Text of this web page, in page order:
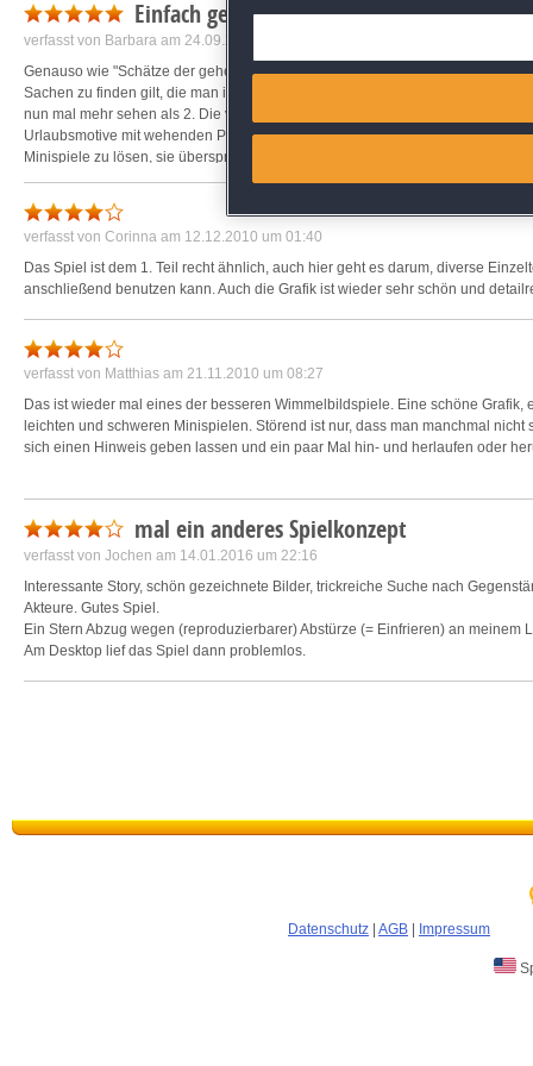
Einfach genial spannend und tricky !!!
verfasst von Barbara am 24.09.2016 um 16:31
Genauso wie "Schätze der geheimnisvollen Insel" ist dieses Spiel mit tollen
Sachen zu finden gilt, die man in diesen und weiteren Szenerien einsetzt. Es
nun mal mehr sehen als 2. Die verschiedenen Räume sind plastisch, die
Urlaubsmotive mit wehenden Palmen und heranrollenden Wellen lösen
Minispiele zu lösen, sie überspringen geht auch. Dieses Spiel macht einfach
verfasst von Corinna am 12.12.2010 um 01:40
Das Spiel ist dem 1. Teil recht ähnlich, auch hier geht es darum, diverse
anschließend benutzen kann. Auch die Grafik ist wieder sehr schön und
verfasst von Matthias am 21.11.2010 um 08:27
Das ist wieder mal eines der besseren Wimmelbildspiele. Eine schöne
leichten und schweren Minispielen. Störend ist nur, dass man manchmal
sich einen Hinweis geben lassen und ein paar Mal hin- und herlaufen oder
mal ein anderes Spielkonzept
verfasst von Jochen am 14.01.2016 um 22:16
Interessante Story, schön gezeichnete Bilder, trickreiche Suche nach
Akteure. Gutes Spiel.
Ein Stern Abzug wegen (reproduzierbarer) Abstürze (= Einfrieren) an meinem
Am Desktop lief das Spiel dann problemlos.
Datenschutz AGB Impressum